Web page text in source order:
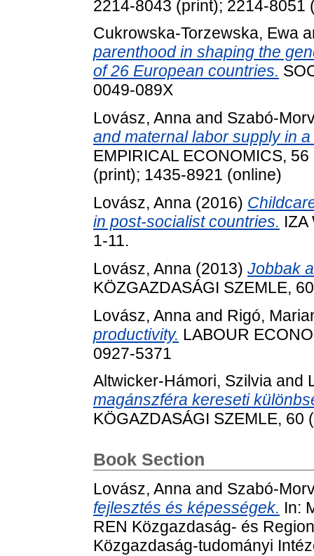
2214-8043 (print); 2214-8051
Cukrowska-Torzewska, Ewa
parenthood in shaping the
of 26 European countries.
0049-089X
Lovász, Anna and Szabó-
and maternal labor supply in
EMPIRICAL ECONOMICS,
(print); 1435-8921 (online)
Lovász, Anna (2016)
in post-socialist countries. IZA
1-11.
Lovász, Anna (2013) Jobbak
KÖZGAZDASÁGI SZEMLE,
Lovász, Anna and Rigó,
productivity. LABOUR
0927-5371
Altwicker-Hámori, Szilvia and
magánszféra kereseti
KÖGAZDASÁGI SZEMLE,
Book Section
Lovász, Anna and Szabó-
fejlesztés és képességek. In:
REN Közgazdaság- és
Közgazdaság-tudományi